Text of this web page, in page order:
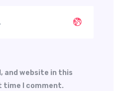
and website in this
time I comment.